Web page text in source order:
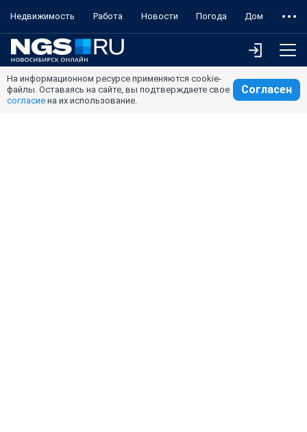
Недвижимость Работа Новости Погода Дом
На информационном ресурсе применяются cookie-
файлы. Оставаясь на сайте, вы подтверждаете свое
согласие на их использование.
Согласен